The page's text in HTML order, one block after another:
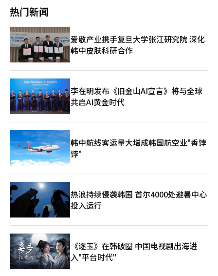
舞台，积极启动和平的步伐。金大中前总统留下的“生存问题意识
与商人现实感”，在如今需要同时处理巨额投资蓝图与严峻安全现
仍然要在危险的火药桶上建立世界上最先进的半导体工厂，那么管
理这种风险和创造和平的能力也必须是世界顶尖的。希望在历史性
的产业大跃进蓝图旁，能并排放置一份消除朝鲜半岛结构性威胁的
精细“和平蓝图”。 作者主要经历 △韩美议会交流基金会理事长
（Korea Inter-Parliamentary Exchange Center, Washington
DC） △前国会议员（连任，京畿道南杨州乙，民主党）
△2006~2007年康奈尔大学东亚中心访问研究员（美国纽约） △
前总统（金大中）秘书室长
镁的依赖达到84%。回想2021年的尿素水事件，当中国停止尿素
出口时，全国的卡车几乎停摆。这是没有导弹飞来，工业却可能窒
息的供应链战争的前奏。 尽管如此，我们仍然拥有日本所没有的
优势。首先，美国迫切需要的半导体和造船作为“产业杠杆”。正
如韩华海洋收购美国费城造船厂并获得美海军舰艇维修订单所示，
利用这一杠杆可以获得核动力潜艇批准或核周期谈判等实质性成
果。其次，通过庆州亚太经合组织（APEC）会议，成功促成习近
岛问题的当事国，且没有历史包袱，有利于主导亚洲中坚国的团
结。 维克托·查（Victor Cha）建议放弃“战略模糊”，与美日共
同对抗中国。他警告我们要正视当年萨德报复时，韩国企业被迫撤
出中国的现实。然而，这一处方仅对了一半。明确识别威胁与仅站
在特定阵营是完全不同的问题。依赖最终会导致被捕获。“同盟还
是自主”的二元对立正是将日本推向绝境的老旧框架。 务实外交
的原型在于前总统金大中。他将韩美同盟视为国家利益的锚，但并
未将自己束缚于此。在坚实的对美外交基础上，通过对话政策打开
了平壤的大门，并通过金大中-小渊惠三宣言实现了历史与未来合
作的平衡，拓宽了四强外交的视野。“生僻问题意识与商人现实
感”的原则和务实外交正是创造性应对的教科书。这与李在明政府
在安全与经济之间兼顾、逐案获取利益的务实外交相契合。 冷战
时期的外交重在选择立场。然而，在复合危机时代的外交中，确保
最大化国家利益的战略空间比选择立场更为重要。要加强同盟，但
也要扩大选择，追求价值的同时不能忽视经济安全的现实。正如金
家利益与和平一样，今天的韩国也需要结合原则与务实的新国家战
略。国家利益优先外交不是在大国之间走钢丝，而是让大国需要韩
国的主动外交。韩国的未来不在于在美国和中国之间做出选择，而
在于成为一个在半导体、造船、电池、人工智能和文化产业等领域
都能成为双方合作所需、不可忽视的国家。这就是韩国在复合危机
也同样如此，关于大邱经济和产业战略、青年外流问题的讨论，反
物和阵营为中心的结构。 但这并不意味着必须完全禁止前总统的
政治参与。重要的是选举支持的方式和信息。如果仅仅刺激特定阵
营的团结，敌视对手，社会冲突可能会加剧。相反，如果作为国家
元老传递团结、责任和克制的信息，则可能提升政治文化的品位。
海外的案例也证明了这一点。奥巴马前总统在支持民主党候选人的
同时，反复强调美国民主的团结和制度信任。相对而言，特朗普总
统在卸任期间虽然有效地凝聚了强大的支持基础，但同时也被认为
加剧了美国政治的两极化。前总统的政治影响力最终取决于其使用
的方向，可能成为民主的资产，也可能成为负担。 韩国政治当前
最需警惕的是“情感政治的过度”。在假新闻、YouTube政治、粉
丝政治和仇恨政治影响选举的时代，政治象征的过度动员容易使选
举变成情感动员的竞争，而非政策竞争。最终，受害者是市民，因
为地方经济、就业、交通、安全、青年和福利等生活问题被推到了
一边。 朴槿惠前总统的此次行动也应从同样的标准来看。虽然可
能会有保守支持者的团结效应，但绝不应以刺激过去的冲突和阵营
其对整个社会的象征效应。 民主制度允许多样的政治参与，前总
统也不例外。然而，考虑到其影响力，必须要求更高水平的责任感
和克制。尤其是在地方选举中，超越政党和阵营的胜负，应该关
注“谁能更好地推动地方发展”的本质。 最终，选民需要判断的
正是这一点。不能仅仅被政治象征和情感所左右，而应冷静地审视
候选人的政策、能力和地方发展愿景。地方选举既是中央政治的延
续，也是负责市民生活的生活政治舞台。 现在需要的不是单纯的
阵营团结，而是选择能够负责地方未来的人才的成熟民主。※ 本
报道经人工智能（AI）系统翻译与编辑。
能接近总统所在的宴会厅。前总统安保负责人保罗·埃克洛夫也表
示，“此次事件避免了大规模伤亡，数十人可能中枪，但都安全离
开。”前特工迈克·马特兰加认为“特勤局的同心圆式安保策略奏
效”，但指出“无法完全控制整个酒店”，公共活动存在风险。华
盛顿希尔顿曾是1981年里根遇刺事件的发生地，尽管增加了安全
设施，但作为大型酒店仍有结构性限制。前特工雷布尔指出，“若
不明确场地边界，风险无穷大。”前特勤局副局长A.T.史密斯表
示，“完全封锁酒店在美国不常见，特勤局通常围绕总统所在区域
设定安保范围。”部分人士呼吁改进。前特工巴比·麦克唐纳德
称“系统有效但可提升”，前特工比尔·盖奇建议“加强安检和扩
大安保区域”。特勤局发言人安东尼·古利尔米表示，白宫记者协
会晚宴的安保模式已证明有效，但预计未来活动将进行改进。
热门新闻
爱敬产业携手复旦大学张江研究院 深化
韩中皮肤科研合作
李在明发布《旧金山AI宣言》将与全球
共启AI黄金时代
韩中航线客运量大增成韩国航空业"香饽
饽"
热浪持续侵袭韩国 首尔4000处避暑中心
投入运行
《逐玉》在韩破圈 中国电视剧出海进
入"平台时代"